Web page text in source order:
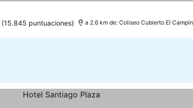
(15.845 puntuaciones) a 2.6 km de: Coliseo Cubierto El Campín